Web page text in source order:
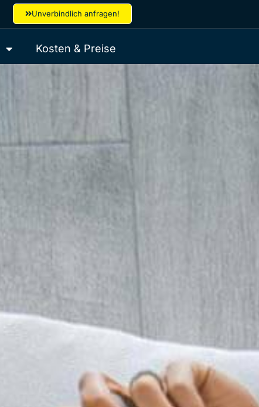
Unverbindlich anfragen!
Kosten & Preise